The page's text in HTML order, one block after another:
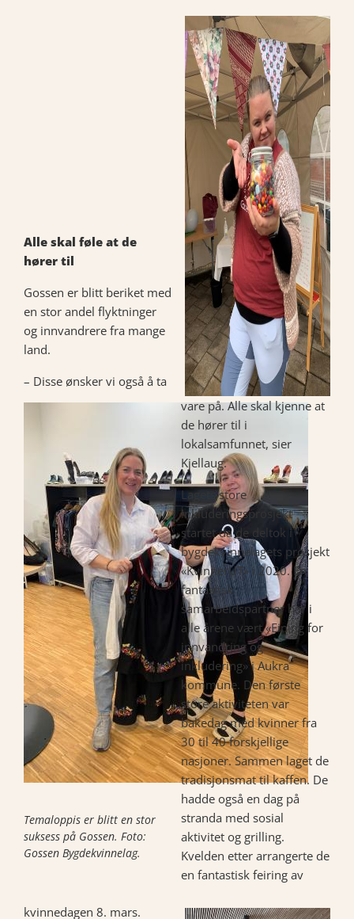
Temaloppis er blitt en stor
suksess på Gossen. Foto:
Gossen Bygdekvinnelag.
Alle skal føle at de
hører til
Gossen er blitt beriket med
en stor andel flyktninger
og innvandrere fra mange
land.
– Disse ønsker vi også å ta
vare på. Alle skal kjenne at
de hører til i
lokalsamfunnet, sier
Kjellaug.
Lagets store
inkluderingsprosjekt
startet da de deltok i
bygdekvinnelagets prosjekt
«KvinnerUT» i 2020. En
fantastisk
samarbeidspartner har i
alle årene vært «Eining for
innvandring og
inkludering» i Aukra
kommune. Den første
store aktiviteten var
bakedag med kvinner fra
30 til 40 forskjellige
nasjoner. Sammen laget de
tradisjonsmat til kaffen. De
hadde også en dag på
stranda med sosial
aktivitet og grilling.
Kvelden etter arrangerte de
en fantastisk feiring av
kvinnedagen 8. mars.